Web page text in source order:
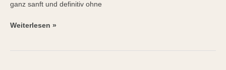
ganz sanft und definitiv ohne
Weiterlesen »